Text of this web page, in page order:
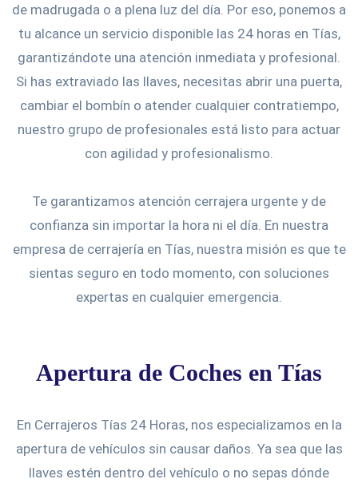
de madrugada o a plena luz del día. Por eso, ponemos a
tu alcance un servicio disponible las 24 horas en Tías,
garantizándote una atención inmediata y profesional.
Si has extraviado las llaves, necesitas abrir una puerta,
cambiar el bombín o atender cualquier contratiempo,
nuestro grupo de profesionales está listo para actuar
con agilidad y profesionalismo.
Te garantizamos atención cerrajera urgente y de
confianza sin importar la hora ni el día. En nuestra
empresa de cerrajería en Tías, nuestra misión es que te
sientas seguro en todo momento, con soluciones
expertas en cualquier emergencia.
Apertura de Coches en Tías
En Cerrajeros Tías 24 Horas, nos especializamos en la
apertura de vehículos sin causar daños. Ya sea que las
llaves estén dentro del vehículo o no sepas dónde